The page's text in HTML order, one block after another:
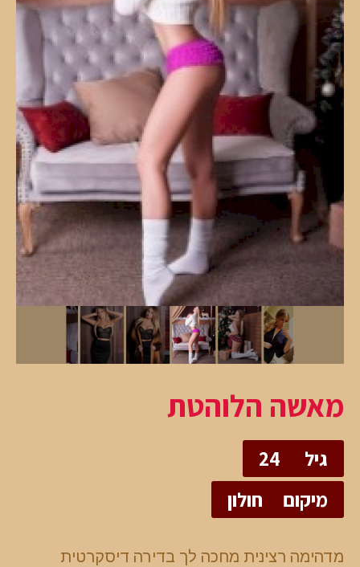
מאשה הלוהטת
גיל
24
מיקום
חולון
מדהימה רצינית מחכה לך בדירה דיסקרטית